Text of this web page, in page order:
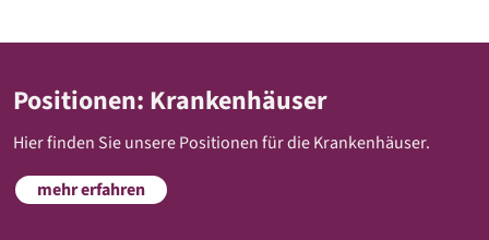
Positionen: Krankenhäuser
Hier finden Sie unsere Positionen für die Krankenhäuser.
mehr erfahren